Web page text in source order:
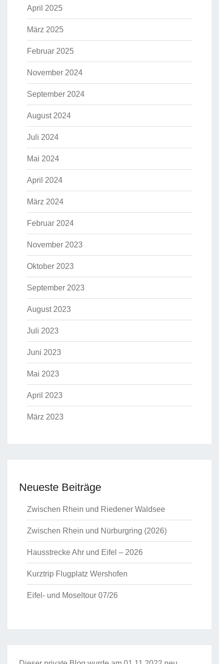
April 2025
März 2025
Februar 2025
November 2024
September 2024
August 2024
Juli 2024
Mai 2024
April 2024
März 2024
Februar 2024
November 2023
Oktober 2023
September 2023
August 2023
Juli 2023
Juni 2023
Mai 2023
April 2023
März 2023
Neueste Beiträge
Zwischen Rhein und Riedener Waldsee
Zwischen Rhein und Nürburgring (2026)
Hausstrecke Ahr und Eifel – 2026
Kurztrip Flugplatz Wershofen
Eifel- und Moseltour 07/26